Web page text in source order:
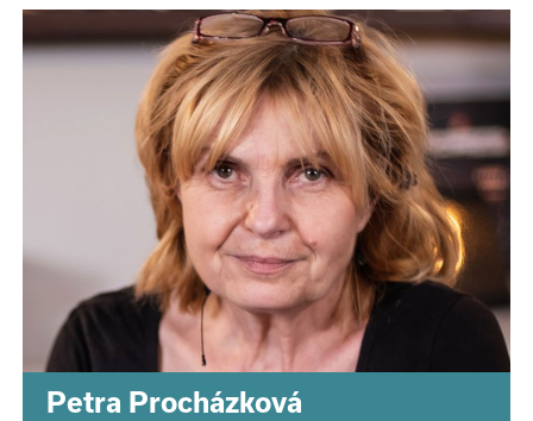
Petra Procházková